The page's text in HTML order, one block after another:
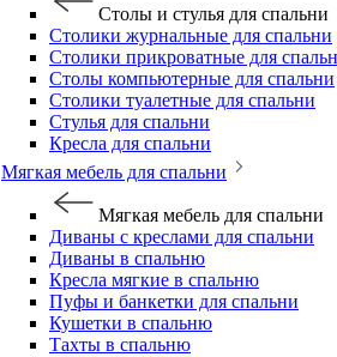
Столы и стулья для спальни
Столики журнальные для спальни
Столики прикроватные для
Столы компьютерные для спальни
Столики туалетные для спальни
Стулья для спальни
Кресла для спальни
Мягкая мебель для спальни
Мягкая мебель для спальни
Диваны с креслами для спальни
Диваны в спальню
Кресла мягкие в спальню
Пуфы и банкетки для спальни
Кушетки в спальню
Тахты в спальню